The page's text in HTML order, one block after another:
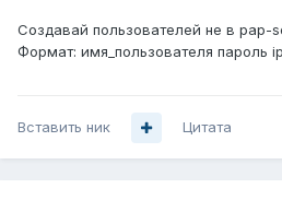
Создавай пользователей не в pap-
Формат: имя_пользователя пароль
Вставить ник Цитата